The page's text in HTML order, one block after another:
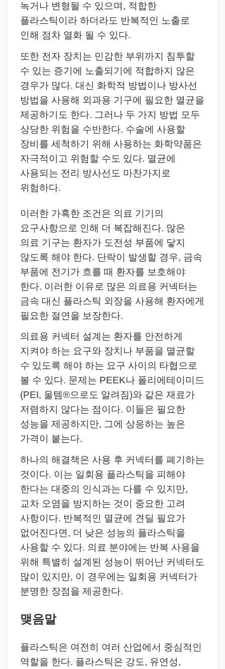
녹거나 변형될 수 있으며, 적합한
플라스틱이라 하더라도 반복적인 노출로
인해 점차 열화 될 수 있다.
또한 전자 장치는 민감한 부위까지 침투할
수 있는 증기에 노출되기에 적합하지 않은
경우가 많다. 대신 화학적 방법이나 방사선
방법을 사용해 외과용 기구에 필요한 멸균을
제공하기도 한다. 그러나 두 가지 방법 모두
상당한 위험을 수반한다. 수술에 사용할
장비를 세척하기 위해 사용하는 화학약품은
자극적이고 위험할 수도 있다. 멸균에
사용되는 전리 방사선도 마찬가지로
위험하다.
이러한 가혹한 조건은 의료 기기의
요구사항으로 인해 더 복잡해진다. 많은
의료 기구는 환자가 도전성 부품에 닿지
않도록 해야 한다. 단락이 발생할 경우, 금속
부품에 전기가 흐를 때 환자를 보호해야
한다. 이러한 이유로 많은 의료용 커넥터는
금속 대신 플라스틱 외장을 사용해 환자에게
필요한 절연을 보장한다.
의료용 커넥터 설계는 환자를 안전하게
지켜야 하는 요구와 장치나 부품을 멸균할
수 있도록 해야 하는 요구 사이의 타협으로
볼 수 있다. 문제는 PEEK나 폴리에테이미드
(PEI, 울템®으로도 알려짐)와 같은 재료가
저렴하지 않다는 점이다. 이들은 필요한
성능을 제공하지만, 그에 상응하는 높은
가격이 붙는다.
하나의 해결책은 사용 후 커넥터를 폐기하는
것이다. 이는 일회용 플라스틱을 피해야
한다는 대중의 인식과는 다를 수 있지만,
교차 오염을 방지하는 것이 중요한 고려
사항이다. 반복적인 멸균에 견딜 필요가
없어진다면, 더 낮은 성능의 플라스틱을
사용할 수 있다. 의료 분야에는 반복 사용을
위해 특별히 설계된 성능이 뛰어난 커넥터도
많이 있지만, 이 경우에는 일회용 커넥터가
분명한 장점을 제공한다.
맺음말
플라스틱은 여전히 여러 산업에서 중심적인
역할을 한다. 플라스틱은 강도, 유연성,